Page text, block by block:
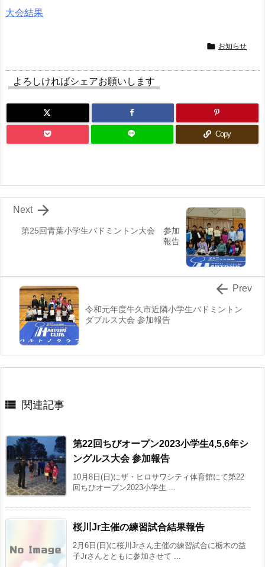
大会結果
 お知らせ
よろしければシェアお願いします
Copy
第25回青葉小学生バドミントン大会 参加
報告

Next
令和元年度牛久市近隣小学生バドミントン
ダブルス大会 参加報告
 Prev
 関連記事
第22回ちびオープン2023小学生4,5,6年シ
ングルス大会 参加報告
10月8日(日)にザ・ヒロサワシティ体育館にて第22
回ちびオープン2023小学生 ...
桜川Jr主催の練習試合結果報告
2月6日(日)に桜川Jrさん主催の練習試合に栃木の益
子Jrさんとともに参加させて ...